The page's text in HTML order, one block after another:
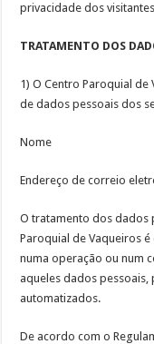
privacidade dos
TRATAMENTO DOS
1) O Centro Paroquial
de dados pessoais dos
Nome
Endereço de correio
O tratamento dos dados
Paroquial de Vaqueiros
numa operação ou num
aqueles dados
automatizados.
De acordo com o